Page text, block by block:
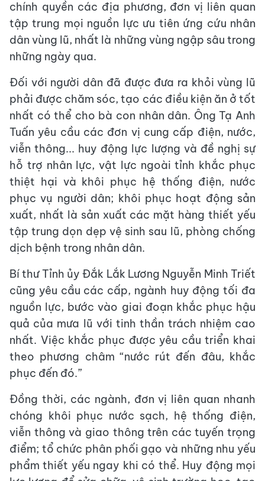
chính quyền các địa phương, đơn vị liên quan
tập trung mọi nguồn lực ưu tiên ứng cứu nhân
dân vùng lũ, nhất là những vùng ngập sâu trong
những ngày qua.
Đối với người dân đã được đưa ra khỏi vùng lũ
phải được chăm sóc, tạo các điều kiện ăn ở tốt
nhất có thể cho bà con nhân dân. Ông Tạ Anh
Tuấn yêu cầu các đơn vị cung cấp điện, nước,
viễn thông... huy động lực lượng và đề nghị sự
hỗ trợ nhân lực, vật lực ngoài tỉnh khắc phục
thiệt hại và khôi phục hệ thống điện, nước
phục vụ người dân; khôi phục hoạt động sản
xuất, nhất là sản xuất các mặt hàng thiết yếu
tập trung dọn dẹp vệ sinh sau lũ, phòng chống
dịch bệnh trong nhân dân.
Bí thư Tỉnh ủy Đắk Lắk Lương Nguyễn Minh Triết
cũng yêu cầu các cấp, ngành huy động tối đa
nguồn lực, bước vào giai đoạn khắc phục hậu
quả của mưa lũ với tinh thần trách nhiệm cao
nhất. Việc khắc phục được yêu cầu triển khai
theo phương châm “nước rút đến đâu, khắc
phục đến đó.”
Đồng thời, các ngành, đơn vị liên quan nhanh
chóng khôi phục nước sạch, hệ thống điện,
viễn thông và giao thông trên các tuyến trọng
điểm; tổ chức phân phối gạo và những nhu yếu
phẩm thiết yếu ngay khi có thể. Huy động mọi